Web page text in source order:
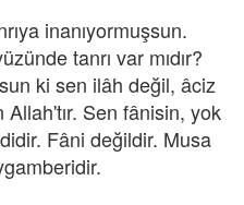
inanıyormuşsun.
tanrı var mıdır?
ki sen ilâh değil, âciz
Sen fânisin, yok
Fâni değildir. Musa